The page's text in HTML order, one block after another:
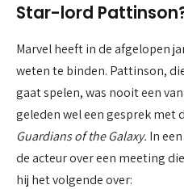
Star-lord
Marvel heeft in de afgelopen
weten te binden. Pattinson,
gaat spelen, was nooit een
geleden wel een gesprek met
Guardians of the Galaxy. In
de acteur over een meeting
hij het volgende over: